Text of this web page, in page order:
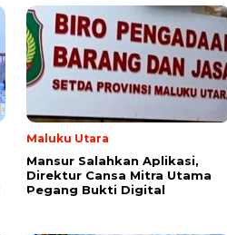
Maluku Utara
Mansur Salahkan Aplikasi,
Direktur Cansa Mitra Utama
Pegang Bukti Digital